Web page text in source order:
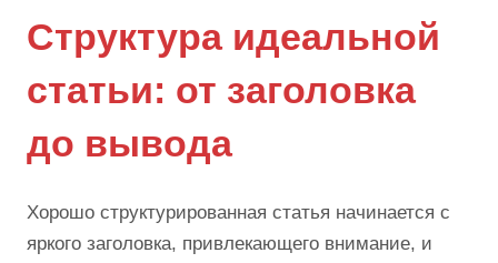
Структура идеальной
статьи: от заголовка
до вывода
Хорошо структурированная статья начинается с
яркого заголовка, привлекающего внимание, и